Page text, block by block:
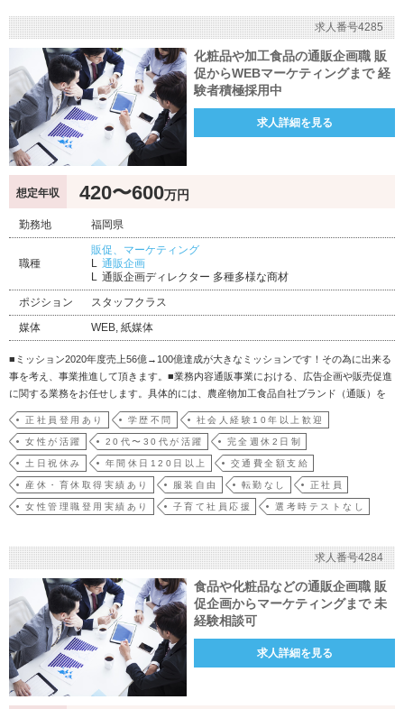
求人番号4285
化粧品や加工食品の通販企画職 販
促からWEBマーケティングまで 経
験者積極採用中
求人詳細を見る
想定年収 420〜600万円
勤務地 福岡県
職種
販促、マーケティング
通販企画
通販企画ディレクター 多種多様な商材
ポジション
スタッフクラス
媒体
WEB, 紙媒体
■ミッション2020年度売上56億→100億達成が大きなミッションです！その為に出来る
事を考え、事業推進して頂きます。■業務内容通販事業における、広告企画や販売促進
に関する業務をお任せします。具体的には、農産物加工食品自社ブランド（通販）を
中心とした広告・販促ツールの企画立案や原稿制作など、企画業務全般に携わって頂
きます。◎広告戦略の立案（広告制作、効果検証、数字分析）◎販売企画の立案（会
員様向け…
正社員登用あり 学歴不問 社会人経験10年以上歓迎
女性が活躍 20代〜30代が活躍 完全週休2日制
土日祝休み 年間休日120日以上 交通費全額支給
産休・育休取得実績あり 服装自由 転勤なし 正社員
女性管理職登用実績あり 子育て社員応援 選考時テストなし
求人番号4284
食品や化粧品などの通販企画職 販
促企画からマーケティングまで 未
経験相談可
求人詳細を見る